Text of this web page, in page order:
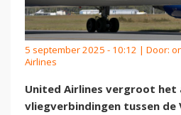
5 september 2025 - 10:12 | Door:
Airlines
United Airlines vergroot het
vliegverbindingen tussen de